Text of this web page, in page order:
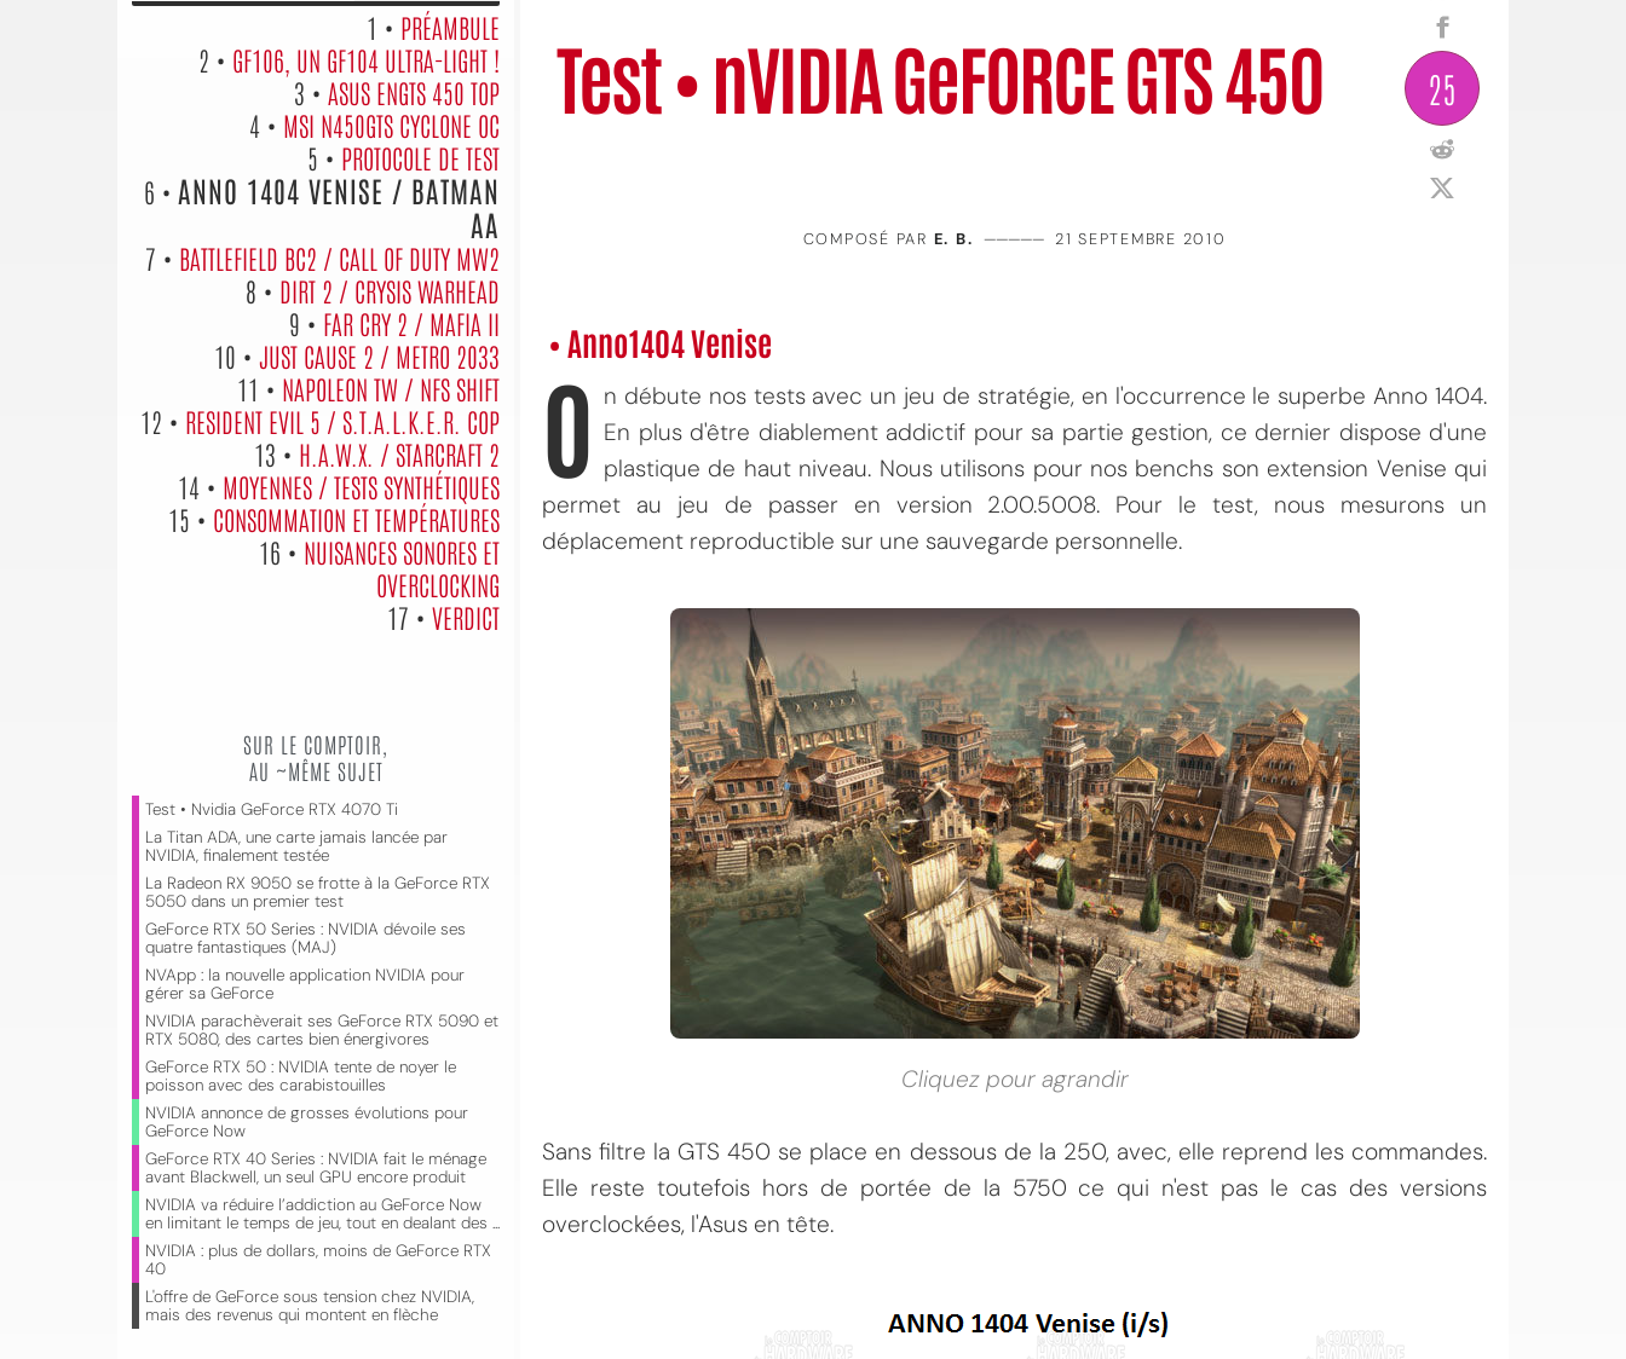
Test • nVIDIA GeFORCE GTS 450 25
COMPOSÉ PAR E. B. ————— 21 SEPTEMBRE 2010
• Anno1404 Venise
O n débute nos tests avec un jeu de stratégie, en l'occurrence le superbe Anno 1404.
En plus d'être diablement addictif pour sa partie gestion, ce dernier dispose d'une
plastique de haut niveau. Nous utilisons pour nos benchs son extension Venise qui
permet au jeu de passer en version 2.00.5008. Pour le test, nous mesurons un
déplacement reproductible sur une sauvegarde personnelle.
Cliquez pour agrandir
Sans filtre la GTS 450 se place en dessous de la 250, avec, elle reprend les commandes.
Elle reste toutefois hors de portée de la 5750 ce qui n'est pas le cas des versions
overclockées, l'Asus en tête.
1 • PRÉAMBULE
2 • GF106, UN GF104 ULTRA-LIGHT !
3 • ASUS ENGTS 450 TOP
4 • MSI N450GTS CYCLONE OC
5 • PROTOCOLE DE TEST
6 • ANNO 1404 VENISE / BATMAN
AA
7 • BATTLEFIELD BC2 / CALL OF DUTY MW2
8 • DIRT 2 / CRYSIS WARHEAD
9 • FAR CRY 2 / MAFIA II
10 • JUST CAUSE 2 / METRO 2033
11 • NAPOLEON TW / NFS SHIFT
12 • RESIDENT EVIL 5 / S.T.A.L.K.E.R. COP
13 • H.A.W.X. / STARCRAFT 2
14 • MOYENNES / TESTS SYNTHÉTIQUES
15 • CONSOMMATION ET TEMPÉRATURES
16 • NUISANCES SONORES ET
OVERCLOCKING
17 • VERDICT
SUR LE COMPTOIR,
AU ~MÊME SUJET
Test • Nvidia GeForce RTX 4070 Ti
La Titan ADA, une carte jamais lancée par
NVIDIA, finalement testée
La Radeon RX 9050 se frotte à la GeForce RTX
5050 dans un premier test
GeForce RTX 50 Series : NVIDIA dévoile ses
quatre fantastiques (MAJ)
NVApp : la nouvelle application NVIDIA pour
gérer sa GeForce
NVIDIA parachèverait ses GeForce RTX 5090 et
RTX 5080, des cartes bien énergivores
GeForce RTX 50 : NVIDIA tente de noyer le
poisson avec des carabistouilles
NVIDIA annonce de grosses évolutions pour
GeForce Now
GeForce RTX 40 Series : NVIDIA fait le ménage
avant Blackwell, un seul GPU encore produit
NVIDIA va réduire l’addiction au GeForce Now
en limitant le temps de jeu, tout en dealant des ...
NVIDIA : plus de dollars, moins de GeForce RTX
40
L'offre de GeForce sous tension chez NVIDIA,
mais des revenus qui montent en flèche